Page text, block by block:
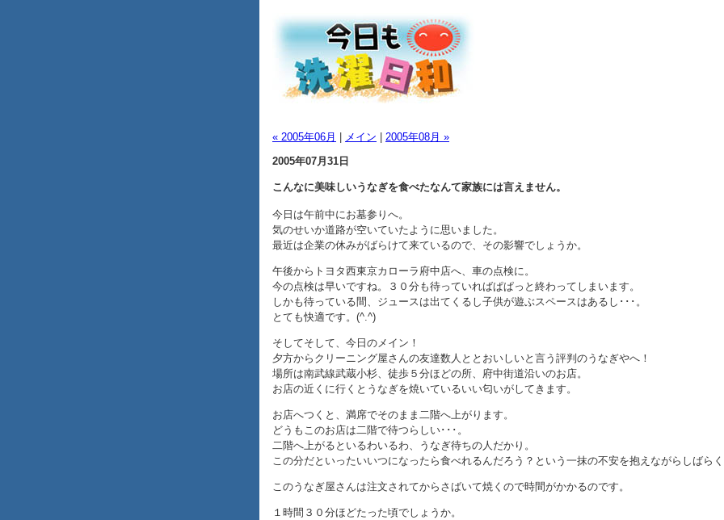
« 2005年06月 メイン
2005年08月 »
2005年07月31日
こんなに美味しいうなぎを食べたなんて家族には言えません。
今日は午前中にお墓参りへ。
気のせいか道路が空いていたように思いました。
最近は企業の休みがばらけて来ているので、その影響でしょうか。
午後からトヨタ西東京カローラ府中店へ、車の点検に。
今の点検は早いですね。３０分も待っていればぱぱっと終わってしまいます。
しかも待っている間、ジュースは出てくるし子供が遊ぶスペースはあるし･･･。
とても快適です。(^.^)
そしてそして、今日のメイン！
夕方からクリーニング屋さんの友達数人ととおいしいと言う評判のうなぎやへ！
場所は南武線武蔵小杉、徒歩５分ほどの所、府中街道沿いのお店。
お店の近くに行くとうなぎを焼いているいい匂いがしてきます。
お店へつくと、満席でそのまま二階へ上がります。
どうもこのお店は二階で待つらしい･･･。
二階へ上がるといるわいるわ、うなぎ待ちの人だかり。
この分だといったいいつになったら食べれるんだろう？という一抹の不安を抱えながらしばら
このうなぎ屋さんは注文されてからさばいて焼くので時間がかかるのです。
１時間３０分ほどたった頃でしょうか。